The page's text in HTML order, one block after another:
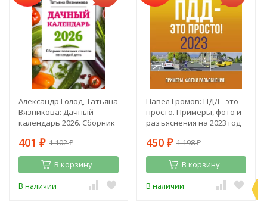
Александр Голод, Татьяна
Вязникова: Дачный
календарь 2026. Сборник
каждый день
401 ₽ 1 102₽
В корзину
В наличии
Павел Громов: ПДД - это
просто. Примеры, фото и
разъяснения на 2023 год
450 ₽ 1 198₽
В корзину
В наличии